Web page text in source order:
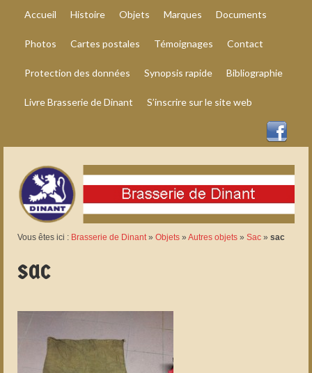
Accueil Histoire Objets Marques Documents
Photos Cartes postales Témoignages Contact
Protection des données Synopsis rapide Bibliographie
Livre Brasserie de Dinant S’inscrire sur le site web
Vous êtes ici : Brasserie de Dinant» Objets » Autres objets » Sac » sac
sac